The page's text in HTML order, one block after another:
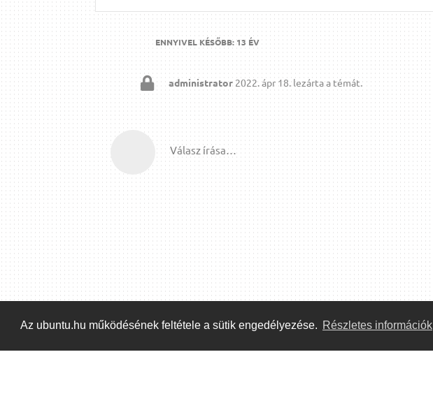
Az ubuntu.hu működésének feltétele a sütik engedélyezése. Részletes információk
ENNYIVEL KÉSŐBB: 13 ÉV
administrator 2022. ápr 18. lezárta a témát.
Válasz írása…